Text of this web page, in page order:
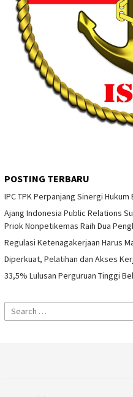
POSTING TERBARU
IPC TPK Perpanjang Sinergi
Ajang Indonesia Public Relations
Priok Nonpetikemas Raih Dua
Regulasi Ketenagakerjaan Harus
Diperkuat, Pelatihan dan Akses
33,5% Lulusan Perguruan Tinggi
Search
for: